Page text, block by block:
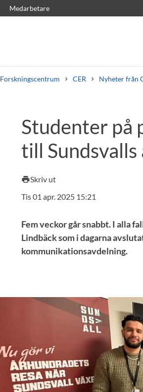
Medarbetare
Forskningscentrum CER Nyheter från
Kursplaner Välkomstbrev Personal
Studenter på
till
printSkriv ut
Tis 01 apr. 2025 15:21
Fem veckor går snabbt. I alla
Lindbäck som i dagarna
kommunikationsavdelning.